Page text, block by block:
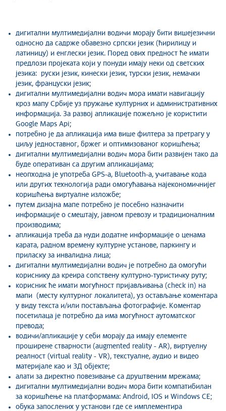
дигитални мултимедијални водичи морају бити вишејезични
односно да садрже обавезно српски језик (ћирилицу и
латиницу) и енглески језик. Поред ових предност ће имати
предлози пројеката који у понуди имају неки од светских
језика: руски језик, кинески језик, турски језик, немачки
језик, француски језик;
дигитални мултимедијални водич мора имати навигацију
кроз мапу Србије уз пружање културних и административних
информација. За развој апликације пожељно је користити
Google Maps Api;
потребно је да апликација има више филтера за претрагу у
циљу једноставног, бржег и оптимизованог коришћења;
дигитални мултимедијални водич мора бити развијен тако да
буде оперативан са другим апликацијама;
неопходна је употреба GPS-а, Bluetooth-а, учитавање кода
или других технологија ради омогућавања најекономичнијег
коришћења виртуалне изложбе;
путем дизајна мапе потребно је посебно назначити
информације о смештају, јавном превозу и традиционалним
производима;
апликација треба да нуди додатне информације о ценама
карата, радном времену културне установе, паркингу и
приласку за инвалидна лица;
дигитални мултимедијални водич је потребно да омогући
кориснику да креира сопствену културно-туристичку руту;
корисник ће имати могућност пријављивања (check in) на
мапи (месту културног локалитета), уз остављање коментара
у виду текста и/или постављања фотографије. Коментар
посетилаца је потребно да има могућност аутоматског
превода;
водичи/апликације у себи морају да имају елементе
проширене стварности (augmented reality - АR), виртуелну
реалност (virtual reality - VR), текстуалне, аудио и видео
материјале као и 3Д објекте;
алати за директно повезивање са друштвеним мрежама;
дигитални мултимедијални водич мора бити компатибилан
за коришћење на платформама: Android, IOS и Windows CE;
обука запослених у установи где се имплементира